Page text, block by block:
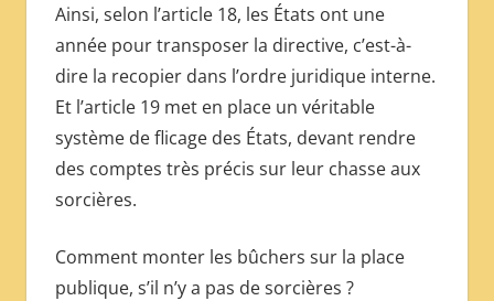
Ainsi, selon l’article 18, les États ont une
année pour transposer la directive, c’est-à-
dire la recopier dans l’ordre juridique interne.
Et l’article 19 met en place un véritable
système de flicage des États, devant rendre
des comptes très précis sur leur chasse aux
sorcières.
Comment monter les bûchers sur la place
publique, s’il n’y a pas de sorcières ?